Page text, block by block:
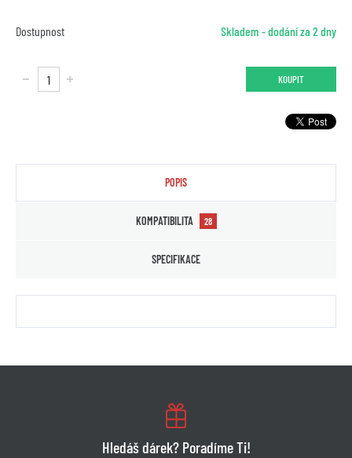
Dostupnost Skladem - dodání za 2 dny
KOUPIT
POPIS
KOMPATIBILITA 28
SPECIFIKACE
Hledáš dárek? Poradíme Ti!